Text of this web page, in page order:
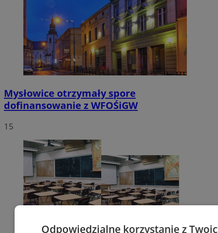
Mysłowice otrzymały spore
dofinansowanie z WFOŚiGW
15
Odpowiedzialne korzystanie z